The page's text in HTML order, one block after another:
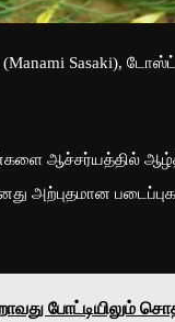
Sasaki),
ஆச்சர்யத்தில்
அற்புதமான
போட்டியிலும்